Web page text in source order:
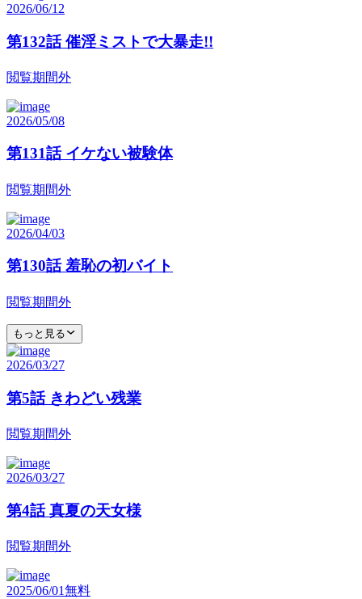
2026/06/12
第132話 催淫ミストで大暴走!!
閲覧期間外
2026/05/08
第131話 イケない被験体
閲覧期間外
2026/04/03
第130話 羞恥の初バイト
閲覧期間外
もっと見る
2026/03/27
第5話 きわどい残業
閲覧期間外
2026/03/27
第4話 真夏の天女様
閲覧期間外
2025/06/01無料